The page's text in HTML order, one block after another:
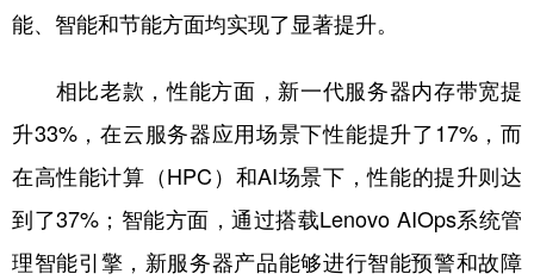
能、智能和节能方面均实现了显著提升。
相比老款，性能方面，新一代服务器内存带宽提
升33%，在云服务器应用场景下性能提升了17%，而
在高性能计算（HPC）和AI场景下，性能的提升则达
到了37%；智能方面，通过搭载Lenovo AIOps系统管
理智能引擎，新服务器产品能够进行智能预警和故障